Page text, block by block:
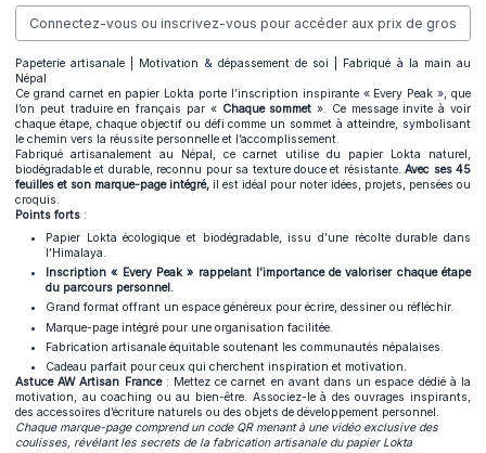
Connectez-vous ou inscrivez-vous pour accéder aux prix de gros
Papeterie artisanale | Motivation & dépassement de soi | Fabriqué à la main au
Népal
Ce grand carnet en papier Lokta porte l’inscription inspirante « Every Peak », que
l’on peut traduire en français par « Chaque sommet». Ce message invite à voir
chaque étape, chaque objectif ou défi comme un sommet à atteindre, symbolisant
le chemin vers la réussite personnelle et l’accomplissement.
Fabriqué artisanalement au Népal, ce carnet utilise du papier Lokta naturel,
biodégradable et durable, reconnu pour sa texture douce et résistante.Avec ses 45
feuilles et son marque-page intégré, il est idéal pour noter idées, projets, pensées ou
croquis.
Points forts :
Papier Lokta écologique et biodégradable, issu d’une récolte durable dans
l’Himalaya.
Inscription « Every Peak » rappelant l’importance de valoriser chaque étape
du parcours personnel.
Grand format offrant un espace généreux pour écrire, dessiner ou réfléchir.
Marque-page intégré pour une organisation facilitée.
Fabrication artisanale équitable soutenant les communautés népalaises.
Cadeau parfait pour ceux qui cherchent inspiration et motivation.
Astuce AW Artisan France: Mettez ce carnet en avant dans un espace dédié à la
motivation, au coaching ou au bien-être. Associez-le à des ouvrages inspirants,
des accessoires d’écriture naturels ou des objets de développement personnel.
Chaque marque-page comprend un code QR menant à une vidéo exclusive des
coulisses, révélant les secrets de la fabrication artisanale du papier Lokta